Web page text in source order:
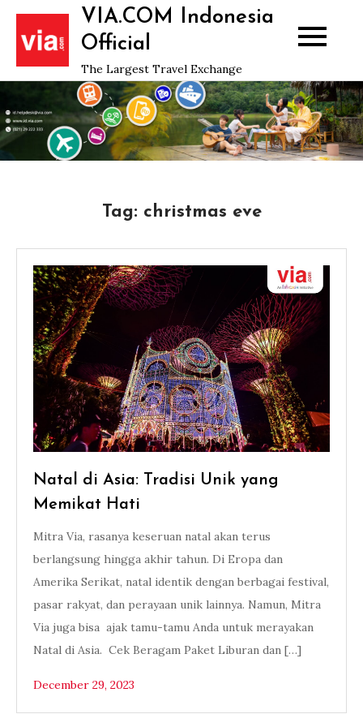
Skip
content
VIA.COM Indonesia
Official
The Largest Travel Exchange
Tag: christmas eve
Natal di Asia: Tradisi Unik yang
Memikat Hati
Mitra Via, rasanya keseruan natal akan terus
berlangsung hingga akhir tahun. Di Eropa dan
Amerika Serikat, natal identik dengan berbagai festival,
pasar rakyat, dan perayaan unik lainnya. Namun, Mitra
Via juga bisa ajak tamu-tamu Anda untuk merayakan
Natal di Asia. Cek Beragam Paket Liburan dan […]
December 29, 2023